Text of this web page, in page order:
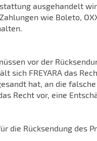
ausgehandelt
wie Boleto,
vor der
sich FREYARA das
hat, an die
Recht vor, eine
die Rücksendung des